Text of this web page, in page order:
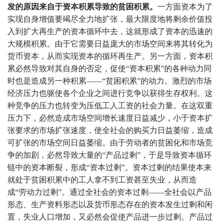
发的原因来自于资本积累导致的贫困积累。 一方面资本为了
实现自身增值要竭尽全力地扩张，最大限度地将剩余价值投
入到扩大再生产的资本循环中去，这就形成了资本的迅速的
大规模积累。由于它需要日益庞大的市场空间来将其转化为
货币资本，从而实现资本的循环再生产。另一方面，资本积
累必然导致对其自身的否定，促使“资本积累”的各种动力同
时也是造成另一种积累——“贫困积累”的动力。激烈的市场
经济压力也驱使各个企业之间进行竞争以获得生存权利。这
种竞争的压力也转变为压低工人工资的社会力量。在这双重
压力下，必然造成市场空间增长速度日益减少，小于资本扩
张要求的市场扩张速度，使全社会的购买力日益萎缩，造成
可扩张的市场空间日益萎缩。由于劳动者的贫困化和市场竞
争的加剧，必然导致大量的“产品过剩”，于是导致资本循环
链中的资本断裂，形成“资本过剩”。资本过剩的结果使本来
就处于贫困积累中的工人拿不到工资甚至失业，从而造
成“劳动力过剩”。通过全社会的资本过剩——全社会以产品
形态、生产资料形态以及货币形态存在的资本发生过剩和闲
置，失业人口增加，又必然会促使产品进一步过剩。产品过